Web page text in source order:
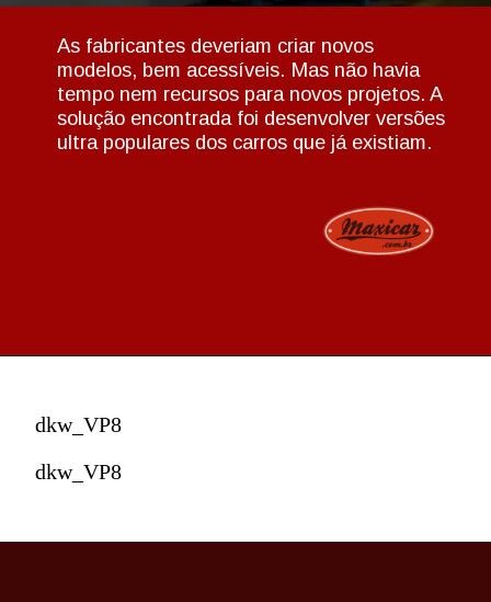
As fabricantes deveriam criar novos
modelos, bem acessíveis. Mas não havia
tempo nem recursos para novos projetos. A
solução encontrada foi desenvolver versões
ultra populares dos carros que já existiam.
dkw_VP8
dkw_VP8